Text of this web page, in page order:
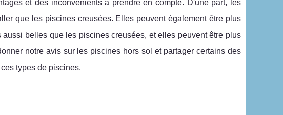
et des inconvénients à prendre en compte. D'une part, les
que les piscines creusées. Elles peuvent également être plus
belles que les piscines creusées, et elles peuvent être plus
notre avis sur les piscines hors sol et partager certains des
types de piscines.